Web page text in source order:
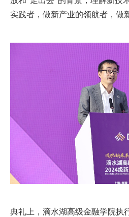
实践者，做新产业的领航者，做
典礼上，滴水湖高级金融学院执